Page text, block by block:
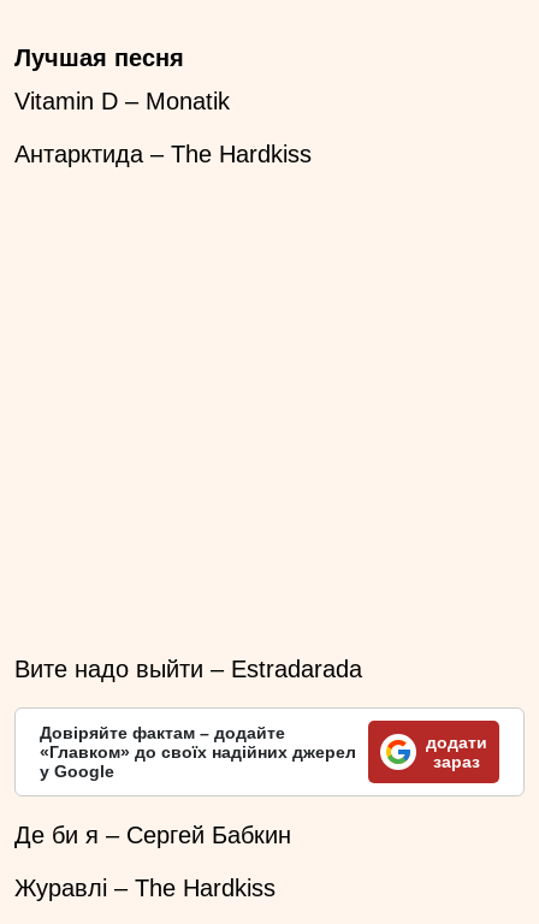
Лучшая песня
Vitamin D – Monatik
Антарктида – The Hardkiss
Вите надо выйти – Estradarada
Довіряйте фактам – додайте
«Главком» до своїх надійних джерел
у Google
додати
зараз
Де би я – Сергей Бабкин
Журавлі – The Hardkiss